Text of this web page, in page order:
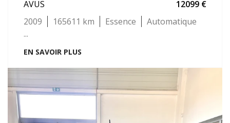
AVUS
12099
2009
165611 Essence
Automatique
...
EN SAVOIR PLUS